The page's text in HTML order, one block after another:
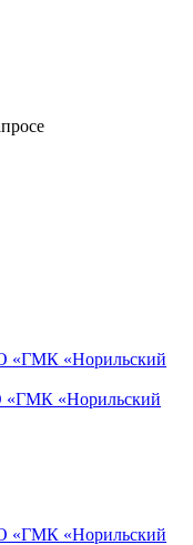
«ГМК «Норильский
«ГМК «Норильский
«ГМК «Норильский